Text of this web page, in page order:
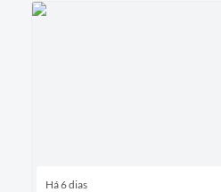
Há 6 dias